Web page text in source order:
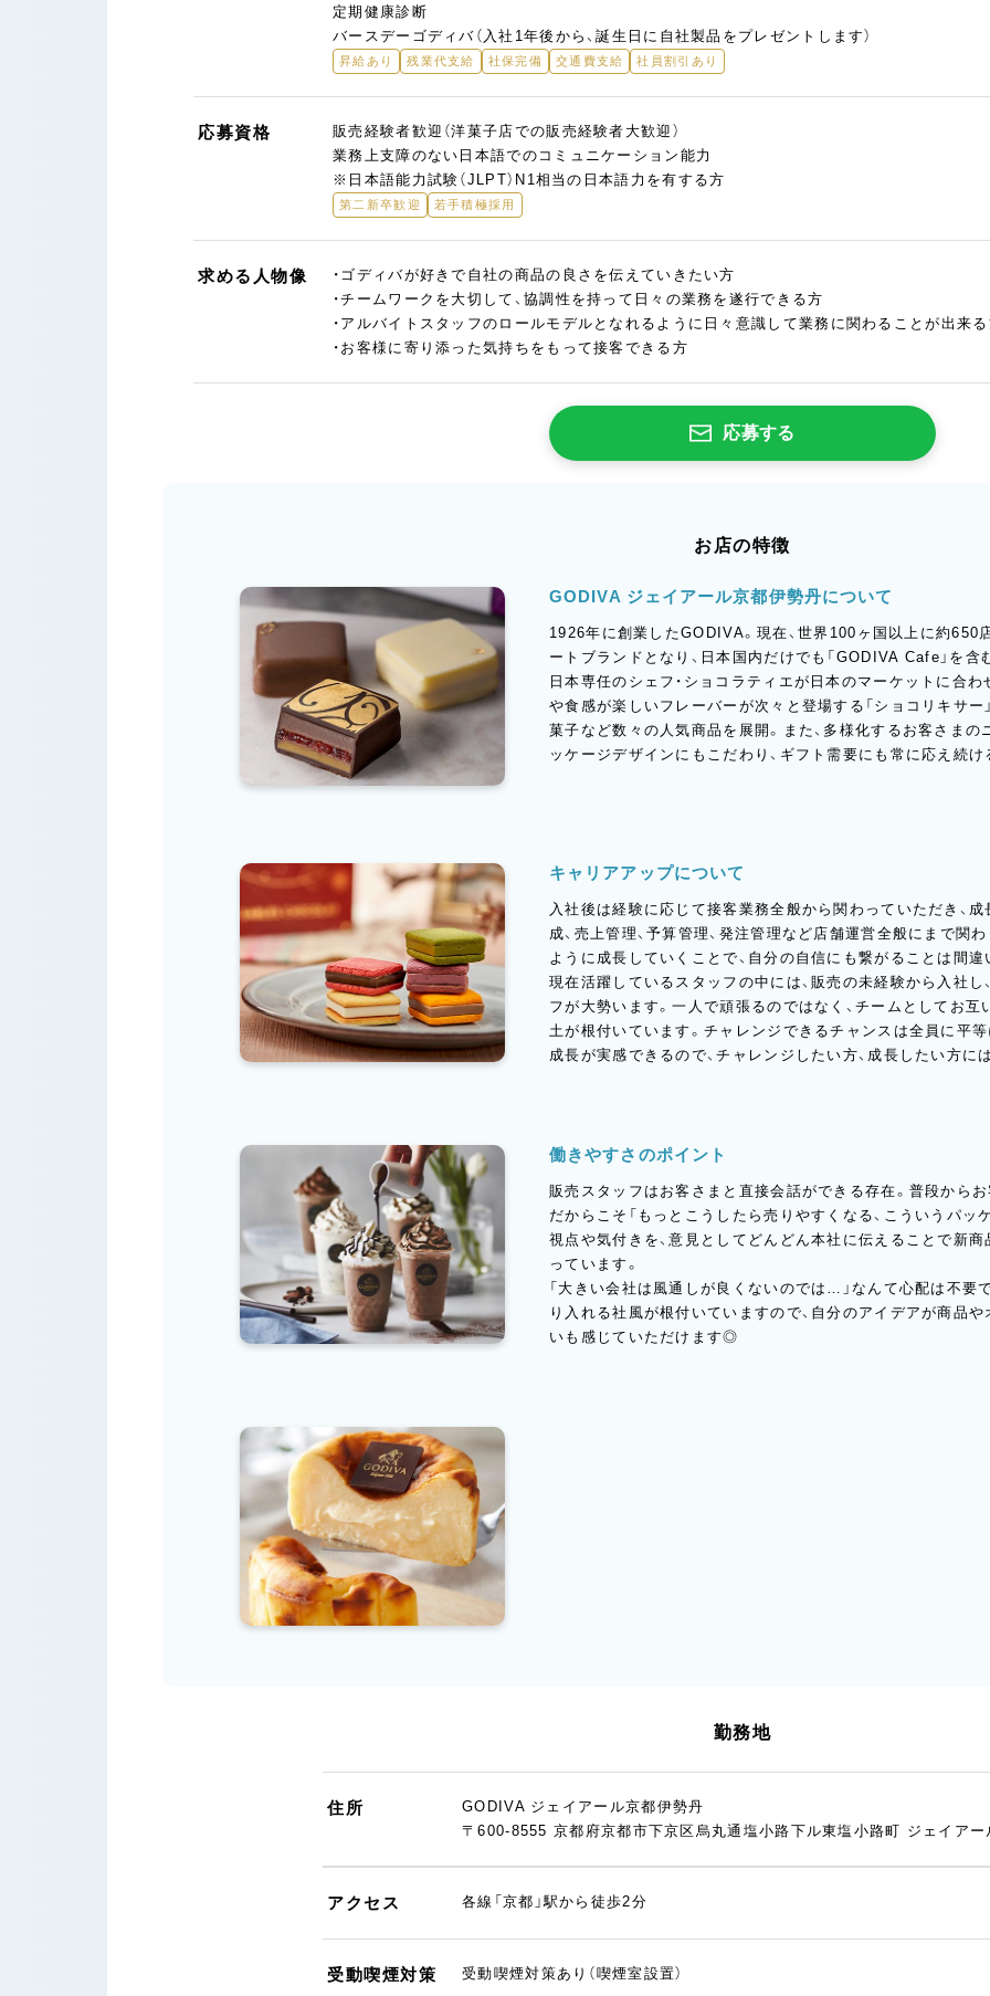
定期健康診断
バースデーゴディバ（入社1年後から、誕生日に自社製品をプレゼントします）
昇給あり 残業代支給 社保完備 交通費支給 社員割引あり
応募資格
販売経験者歓迎（洋菓子店での販売経験者大歓迎）
業務上支障のない日本語でのコミュニケーション能力
※日本語能力試験（JLPT）N1相当の日本語力を有する方
第二新卒歓迎 若手積極採用
求める人物像
・ゴディバが好きで自社の商品の良さを伝えていきたい方
・チームワークを大切して、協調性を持って日々の業務を遂行できる方
・アルバイトスタッフのロールモデルとなれるように日々意識して業務に関わることが出来
・お客様に寄り添った気持ちをもって接客できる方
応募する
お店の特徴
GODIVA ジェイアール京都伊勢丹について
1926年に創業したGODIVA。現在、世界100ヶ国以上に約650
ートブランドとなり、日本国内だけでも「GODIVA Cafe」を
日本専任のシェフ・ショコラティエが日本のマーケットに合
や食感が楽しいフレーバーが次々と登場する「ショコリキサー
菓子など数々の人気商品を展開。また、多様化するお客さま
ッケージデザインにもこだわり、ギフト需要にも常に応え続け
キャリアアップについて
入社後は経験に応じて接客業務全般から関わっていただき、
成、売上管理、予算管理、発注管理など店舗運営全般にまで関
ように成長していくことで、自分の自信にも繋がることは間違
現在活躍しているスタッフの中には、販売の未経験から入社
フが大勢います。一人で頑張るのではなく、チームとしてお
土が根付いています。チャレンジできるチャンスは全員に平
成長が実感できるので、チャレンジしたい方、成長したい方に
働きやすさのポイント
販売スタッフはお客さまと直接会話ができる存在。普段から
だからこそ「もっとこうしたら売りやすくなる、こういうパッ
視点や気付きを、意見としてどんどん本社に伝えることで新
っています。
「大きい会社は風通しが良くないのでは…」なんて心配は不要
り入れる社風が根付いていますので、自分のアイデアが商品
いも感じていただけます◎
勤務地
住所
GODIVA ジェイアール京都伊勢丹
〒600-8555 京都府京都市下京区烏丸通塩小路下ル東塩小路町 ジェイア
アクセス 各線「京都」駅から徒歩2分
受動喫煙対策 受動喫煙対策あり（喫煙室設置）